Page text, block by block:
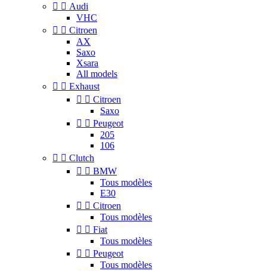
  Audi
VHC
  Citroen
AX
Saxo
Xsara
All models
  Exhaust
  Citroen
Saxo
  Peugeot
205
106
  Clutch
  BMW
Tous modèles
E30
  Citroen
Tous modèles
  Fiat
Tous modèles
  Peugeot
Tous modèles